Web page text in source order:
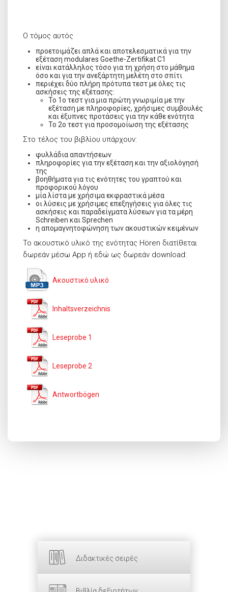
Διδακτικές σειρές
Ο τόμος αυτός
προετοιμάζει απλά και αποτελεσματικά για την
εξέταση modulares Goethe-Zertifikat C1
είναι κατάλληλος τόσο για τη χρήση στο μάθημα
όσο και για την ανεξάρτητη μελέτη στο σπίτι
περιέχει δύο πλήρη πρότυπα τεστ με όλες τις
ασκήσεις της εξέτασης:
Το 1ο τεστ για μια πρώτη γνωριμία με την
εξέταση με πληροφορίες, χρήσιμες συμβουλές
και έξυπνες προτάσεις για την κάθε ενότητα
Το 2ο τεστ για προσομοίωση της εξέτασης
Στο τέλος του βιβλίου υπάρχουν:
φυλλάδια απαντήσεων
πληροφορίες για την εξέταση και την αξιολόγησή
της
βοηθήματα για τις ενότητες του γραπτού και
προφορικού λόγου
μία λίστα με χρήσιμα εκφραστικά μέσα
οι λύσεις με χρήσιμες επεξηγήσεις για όλες τις
ασκήσεις και παραδείγματα λύσεων για τα μέρη
Schreiben και Sprechen
η απομαγνητοφώνηση των ακουστικών κειμένων
Το ακουστικό υλικό της ενότητας Hören διατίθεται
δωρεάν μέσω App ή εδώ ως δωρεάν download:
Ακουστικό υλικό
Inhaltsverzeichnis
Leseprobe 1
Leseprobe 2
Antwortbögen